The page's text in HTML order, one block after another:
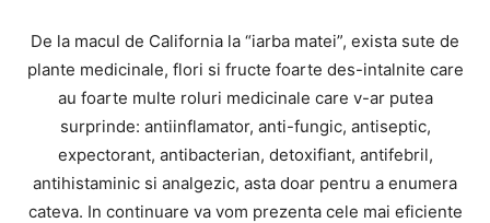
De la macul de California la “iarba matei”, exista sute de
plante medicinale, flori si fructe foarte des-intalnite care
au foarte multe roluri medicinale care v-ar putea
surprinde: antiinflamator, anti-fungic, antiseptic,
expectorant, antibacterian, detoxifiant, antifebril,
antihistaminic si analgezic, asta doar pentru a enumera
cateva. In continuare va vom prezenta cele mai eficiente